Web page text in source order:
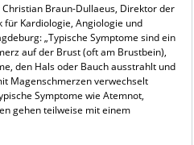
Christian Braun-Dullaeus, Direktor der
für Kardiologie, Angiologie und
„Typische Symptome sind ein
auf der Brust (oft am Brustbein),
den Hals oder Bauch ausstrahlt und
Magenschmerzen verwechselt
Symptome wie Atemnot,
gehen teilweise mit einem